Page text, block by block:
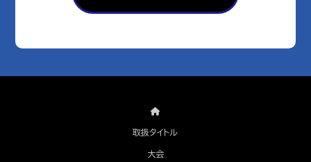
取扱タイトル
大会